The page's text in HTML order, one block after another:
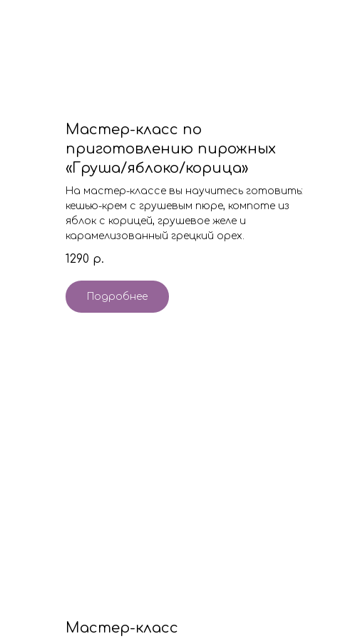
Мастер-класс по
приготовлению пирожных
«Груша/яблоко/корица»
На мастер-классе вы научитесь готовить:
кешью-крем с грушевым пюре, компоте из
яблок с корицей, грушевое желе и
карамелизованный грецкий орех.
1290 р.
Подробнее
Мастер-класс